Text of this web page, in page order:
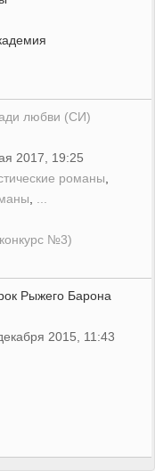
любви (СИ)
2017, 19:25
романы
№3)
Рыжего Барона
2015, 11:43